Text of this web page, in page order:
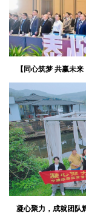
【同心筑梦 共赢未
凝心聚力，成就团队